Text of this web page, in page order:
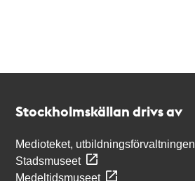
Stockholmskällan drivs av
Medioteket, utbildningsförvaltningen
Stadsmuseet
Medeltidsmuseet